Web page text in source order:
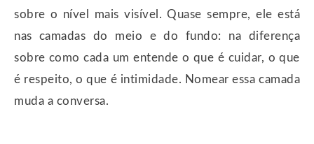
sobre o nível mais visível. Quase sempre, ele está
nas camadas do meio e do fundo: na diferença
sobre como cada um entende o que é cuidar, o que
é respeito, o que é intimidade. Nomear essa camada
muda a conversa.